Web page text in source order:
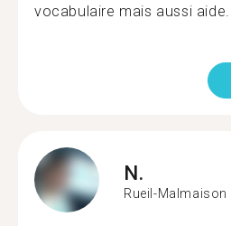
vocabulaire mais aussi aide...
N.
Rueil-Malmaison